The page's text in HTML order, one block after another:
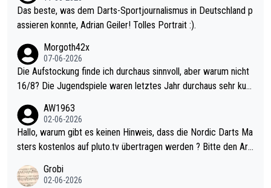
Das beste, was dem Darts-Sportjournalismus in Deutschland p
assieren konnte, Adrian Geiler! Tolles Portrait :).
Morgoth42x
07-06-2026
Die Aufstockung finde ich durchaus sinnvoll, aber warum nicht
16/8? Die Jugendspiele waren letztes Jahr durchaus sehr kurz
Allerdings ist Mitchell Lawrie als Nummer 1 der Welt eh qualifi
ziert. Somit ändert die automatische Qualifikation des Weltmei
sters erstmal nichts. Ich denke sie wollen damit für nächstes J
ohl wenig WDF Turniere spielen. Dies war bei Archie Self letzt
AW1963
02-06-2026
Hallo, warum gibt es keinen Hinweis, dass die Nordic Darts Ma
sters kostenlos auf pluto.tv übertragen werden ? Bitte den Arti
Grobi
02-06-2026